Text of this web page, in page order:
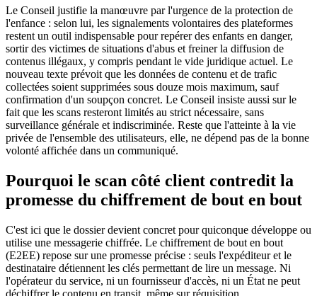
Le Conseil justifie la manœuvre par l'urgence de la protection de
l'enfance : selon lui, les signalements volontaires des plateformes
restent un outil indispensable pour repérer des enfants en danger,
sortir des victimes de situations d'abus et freiner la diffusion de
contenus illégaux, y compris pendant le vide juridique actuel. Le
nouveau texte prévoit que les données de contenu et de trafic
collectées soient supprimées sous douze mois maximum, sauf
confirmation d'un soupçon concret. Le Conseil insiste aussi sur le
fait que les scans resteront limités au strict nécessaire, sans
surveillance générale et indiscriminée. Reste que l'atteinte à la vie
privée de l'ensemble des utilisateurs, elle, ne dépend pas de la bonne
volonté affichée dans un communiqué.
Pourquoi le scan côté client contredit la
promesse du chiffrement de bout en bout
C'est ici que le dossier devient concret pour quiconque développe ou
utilise une messagerie chiffrée. Le chiffrement de bout en bout
(E2EE) repose sur une promesse précise : seuls l'expéditeur et le
destinataire détiennent les clés permettant de lire un message. Ni
l'opérateur du service, ni un fournisseur d'accès, ni un État ne peut